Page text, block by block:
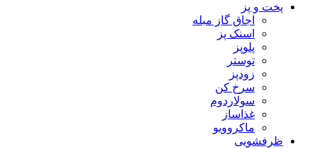
پخت و پز
اجاق گاز مبله
اسنک پز
پلوپز
توستر
زودپز
سرخ کن
سولاردوم
غذاساز
ماکروویو
ظرفشویی